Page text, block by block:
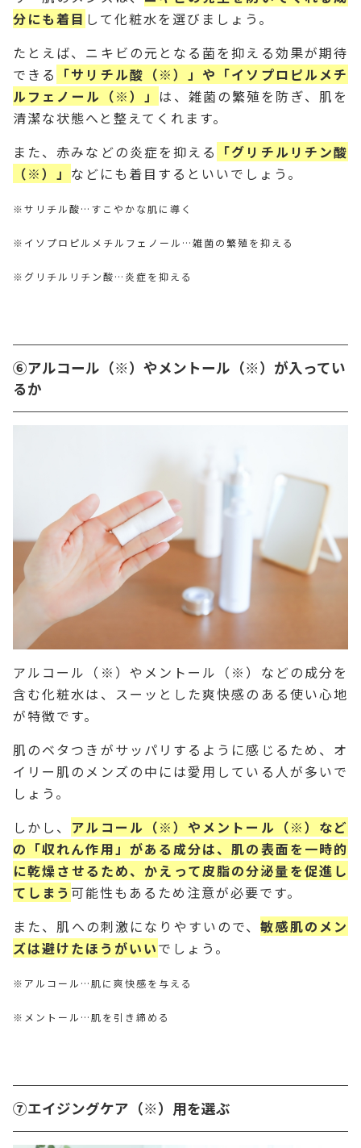
分にも着目 して化粧水を選びましょう。
たとえば、ニキビの元となる菌を抑える効果が期待
できる 「サリチル酸（※）」や「イソプロピルメチ
ルフェノール（※）」 は、雑菌の繁殖を防ぎ、肌を
清潔な状態へと整えてくれます。
また、赤みなどの炎症を抑える 「グリチルリチン酸
（※）」 などにも着目するといいでしょう。
※サリチル酸…すこやかな肌に導く
※イソプロピルメチルフェノール…雑菌の繁殖を抑える
※グリチルリチン酸…炎症を抑える
⑥アルコール（※）やメントール（※）が入ってい
るか
アルコール（※）やメントール（※）などの成分を
含む化粧水は、スーッとした爽快感のある使い心地
が特徴です。
肌のベタつきがサッパリするように感じるため、オ
イリー肌のメンズの中には愛用している人が多いで
しょう。
しかし、 アルコール（※）やメントール（※）など
の「収れん作用」がある成分は、肌の表面を一時的
に乾燥させるため、かえって皮脂の分泌量を促進し
てしまう 可能性もあるため注意が必要です。
また、肌への刺激になりやすいので、敏感肌のメン
ズは避けたほうがいいでしょう。
※アルコール…肌に爽快感を与える
※メントール…肌を引き締める
⑦エイジングケア（※）用を選ぶ